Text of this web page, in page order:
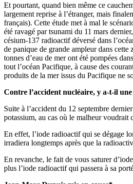
Et pourtant, quand bien même ce
largement reprise à l’étranger, mais
français). Cette étude met à mal le
été ravagé par tsunami du 11 mars
césium-137 radioactif déversé dans
de panique de grande ampleur dans
tonnes d’eau de mer ont été pompées
tout l’océan Pacifique, à cause des
produits de la mer issus du Pacifique ne
Contre l’accident nucléaire, y a-t-il
Suite à l’accident du 12 septembre
potassium, au cas où le malheur voudrait
En effet, l’iode radioactif qui se dégage
irradiera longtemps après que la
En revanche, le fait de vous saturer
plus l’iode radioactif qui passera à sa